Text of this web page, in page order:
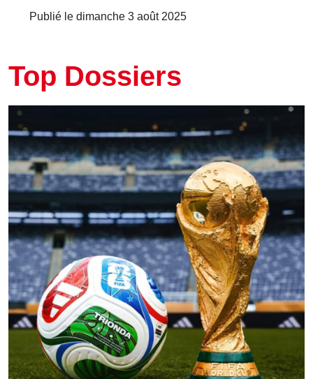
Publié le dimanche 3 août 2025
Top Dossiers